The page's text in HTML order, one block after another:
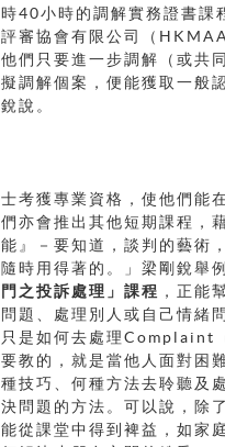
40小時的調解實務證書課
審協會有限公司（
們只要進一步調解（或共
調解個案，便能獲取一般
說。
考獲專業資格，使他們能
亦會推出其他短期課程，
』－要知道，談判的藝術
時用得著的。」梁剛銳舉例
之投訴處理」課程 ，正能
題、處理別人或自己情緒
是如何去處理Complaint
教的，就是當他人面對困
技巧、何種方法去聆聽及
問題的方法。可以說，除
從課堂中得到裨益，如家